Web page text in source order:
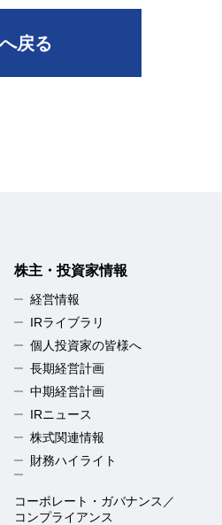
戻る
株主・投資家情報
経営情報
IRライブラリ
個人投資家の皆様へ
長期経営計画
中期経営計画
IRニュース
株式関連情報
財務ハイライト
コーポレート・ガバナンス／
コンプライアンス